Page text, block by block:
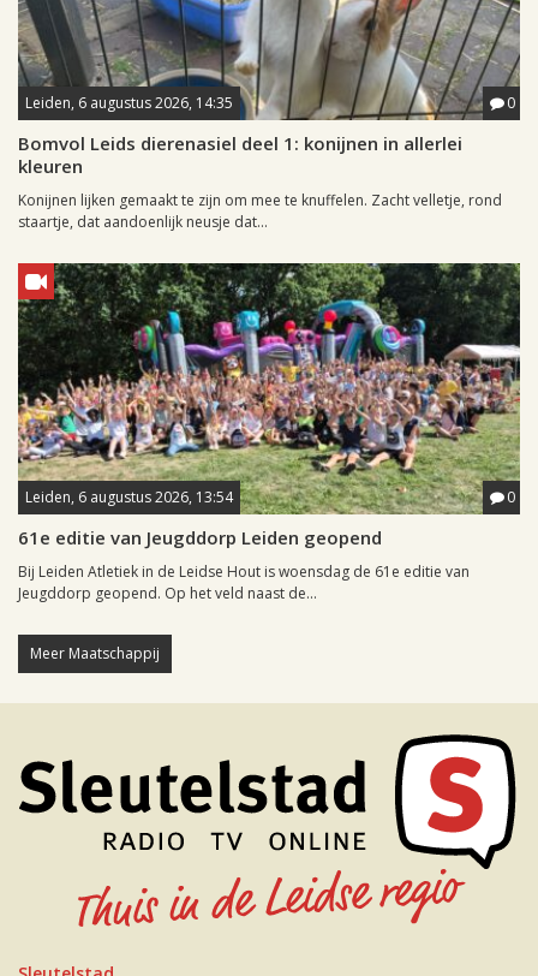
Leiden, 6 augustus 2026, 14:35 0
Bomvol Leids dierenasiel deel 1: konijnen in allerlei
kleuren
Konijnen lijken gemaakt te zijn om mee te knuffelen. Zacht velletje, rond
staartje, dat aandoenlijk neusje dat...
Leiden, 6 augustus 2026, 13:54 0
61e editie van Jeugddorp Leiden geopend
Bij Leiden Atletiek in de Leidse Hout is woensdag de 61e editie van
Jeugddorp geopend. Op het veld naast de...
Meer Maatschappij